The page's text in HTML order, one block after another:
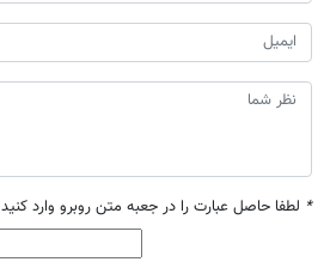
* لطفا حاصل عبارت را در جعبه متن روبرو وارد کنید